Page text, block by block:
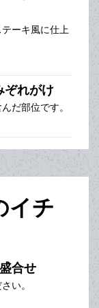
ーキ風に仕上
ぞれがけ
だ部位です。
チ
合せ
い。